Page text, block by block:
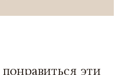
эти